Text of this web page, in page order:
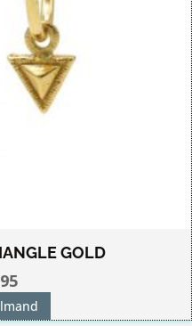
GOLD